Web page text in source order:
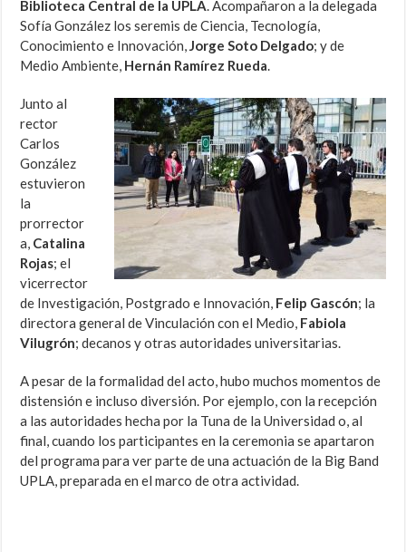
Biblioteca Central de la UPLA. Acompañaron a la delegada
Sofía González los seremis de Ciencia, Tecnología,
Conocimiento e Innovación,Jorge Soto Delgado; y de
Medio Ambiente, Hernán Ramírez Rueda.
Junto al
rector
Carlos
González
estuvieron
la
prorrector
a, Catalina
Rojas; el
vicerrector
de Investigación, Postgrado e Innovación, Felip Gascón; la
directora general de Vinculación con el Medio, Fabiola
Vilugrón; decanos y otras autoridades universitarias.
A pesar de la formalidad del acto, hubo muchos momentos de
distensión e incluso diversión. Por ejemplo, con la recepción
a las autoridades hecha por la Tuna de la Universidad o, al
final, cuando los participantes en la ceremonia se apartaron
del programa para ver parte de una actuación de la Big Band
UPLA, preparada en el marco de otra actividad.